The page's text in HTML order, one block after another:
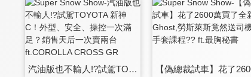
汽油版也不輸人!?試駕TOYOTA 新神C！外型、安全、操控一次滿足？銷售天后一次賣兩台 ft.COROLLA CROSS GR SPORT